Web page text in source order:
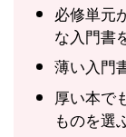
必修単元
な入門書
薄い入門
厚い本で
ものを選